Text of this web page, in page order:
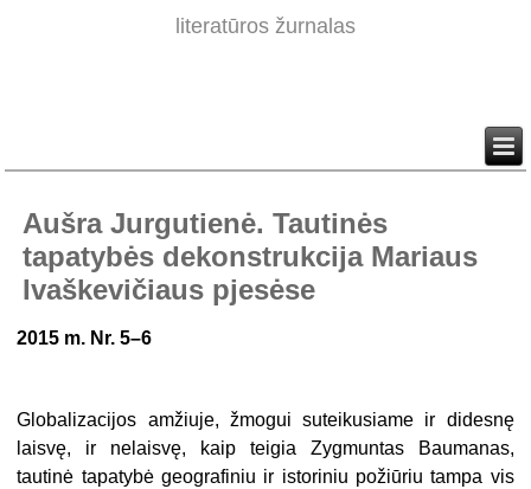
literatūros žurnalas
Aušra Jurgutienė. Tautinės
tapatybės dekonstrukcija Mariaus
Ivaškevičiaus pjesėse
2015 m. Nr. 5–6
Globalizacijos amžiuje, žmogui suteikusiame ir didesnę
laisvę, ir nelaisvę, kaip teigia Zygmuntas Baumanas,
tautinė tapatybė geografiniu ir istoriniu požiūriu tampa vis